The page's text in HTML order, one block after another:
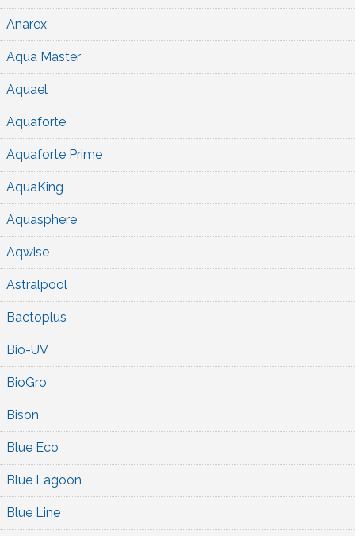
Anarex
Aqua Master
Aquael
Aquaforte
Aquaforte Prime
AquaKing
Aquasphere
Aqwise
Astralpool
Bactoplus
Bio-UV
BioGro
Bison
Blue Eco
Blue Lagoon
Blue Line